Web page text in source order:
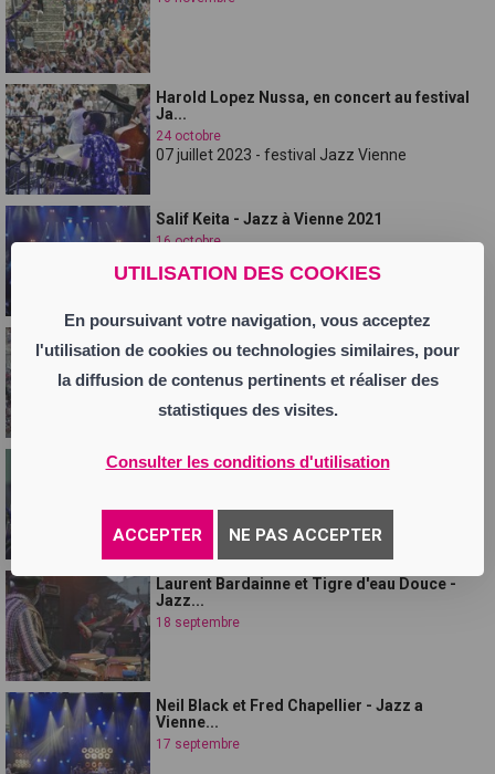
UTILISATION DES COOKIES
En poursuivant votre navigation, vous acceptez
l'utilisation de cookies ou technologies similaires, pour
la diffusion de contenus pertinents et réaliser des
statistiques des visites.
Consulter les conditions d'utilisation
ACCEPTER NE PAS ACCEPTER
Harold Lopez Nussa, en concert au festival
Ja...
24 octobre
07 juillet 2023 - festival Jazz Vienne
Salif Keita - Jazz à Vienne 2021
16 octobre
Erik Truffaz - jazz à vienne 2021
Raul Midon - Jazz a Vienne 2021
Laurent Bardainne et Tigre d'eau Douce -
Jazz...
18 septembre
Neil Black et Fred Chapellier - Jazz a
Vienne...
17 septembre